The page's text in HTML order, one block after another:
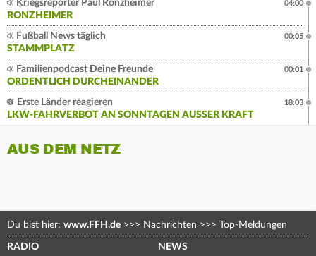
Kriegsreporter Paul Ronzheimer
RONZHEIMER
04:00
Fußball News täglich
STAMMPLATZ
00:05
Familienpodcast Deine Freunde
ORDENTLICH DURCHEINANDER
00:01
Erste Länder reagieren
LKW-FAHRVERBOT AN SONNTAGEN AUSSER KRAFT
18:03
AUS DEM NETZ
Du bist hier: www.FFH.de >>> Nachrichten >>> Top-Meldungen
RADIO NEWS